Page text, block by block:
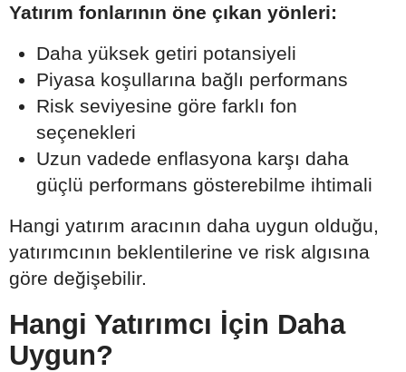
Yatırım fonlarının öne çıkan yönleri:
Daha yüksek getiri potansiyeli
Piyasa koşullarına bağlı performans
Risk seviyesine göre farklı fon
seçenekleri
Uzun vadede enflasyona karşı daha
güçlü performans gösterebilme ihtimali
Hangi yatırım aracının daha uygun olduğu,
yatırımcının beklentilerine ve risk algısına
göre değişebilir.
Hangi Yatırımcı İçin Daha
Uygun?